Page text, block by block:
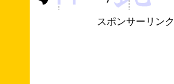
スポンサーリンク